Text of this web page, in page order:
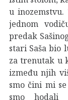
u
jednom
predak
stari Saša bio
za trenutak u
između njih
smo čini mi
smo hodali